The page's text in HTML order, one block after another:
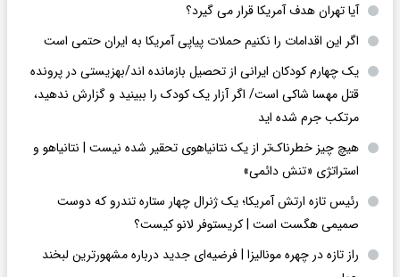
آیا تهران هدف آمریکا قرار می گیرد؟
اگر این اقدامات را نکنیم حملات پیاپی آمریکا به ایران حتمی است
یک چهارم کودکان ایرانی از تحصیل بازمانده اند/بهزیستی در پرونده
قتل مهسا شاکی است/ اگر آزار یک کودک را ببینید و گزارش ندهید،
مرتکب جرم شده اید
هیچ چیز خطرناک‌تر از یک نتانیاهوی تحقیر شده نیست | نتانیاهو و
استراتژی «تنش دائمی»
رئیس تازه ارتش آمریکا؛ یک ژنرال چهار ستاره تندرو که دوست
صمیمی هگست است | کریستوفر لانو کیست؟
راز تازه در چهره مونالیزا | فرضیه‌ای جدید درباره مشهورترین لبخند